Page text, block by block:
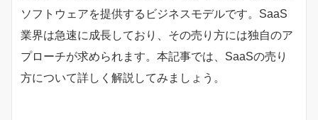
ソフトウェアを提供するビジネスモデルです。SaaS
業界は急速に成長しており、その売り方には独自のア
プローチが求められます。本記事では、SaaSの売り
方について詳しく解説してみましょう。